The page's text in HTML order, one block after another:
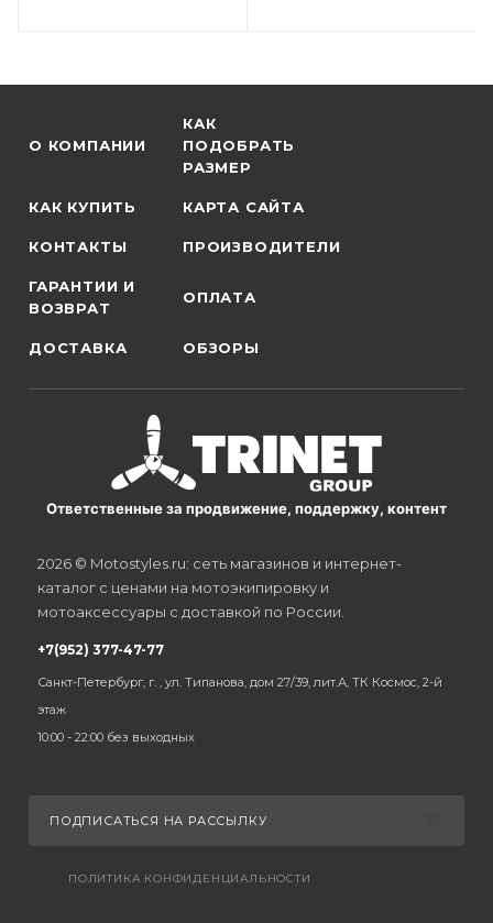
О КОМПАНИИ
КАК
ПОДОБРАТЬ
РАЗМЕР
КАК КУПИТЬ КАРТА САЙТА
КОНТАКТЫ ПРОИЗВОДИТЕЛИ
ГАРАНТИИ И
ВОЗВРАТ
ОПЛАТА
ДОСТАВКА ОБЗОРЫ
Ответственные за продвижение, поддержку, контент
2026 © Motostyles.ru: сеть магазинов и интернет-
каталог с ценами на мотоэкипировку и
мотоаксессуары с доставкой по России.
+7(952) 377-47-77
Санкт-Петербург, г. , ул. Типанова, дом 27/39, лит.А, ТК Космос, 2-й
этаж
10:00 - 22:00 без выходных
ПОДПИСАТЬСЯ НА РАССЫЛКУ
ПОЛИТИКА КОНФИДЕНЦИАЛЬНОСТИ